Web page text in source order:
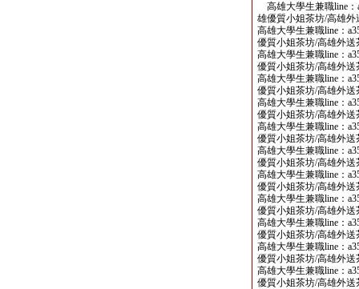
高雄大學生兼職line：
雄優質小姐茶坊/高雄外
高雄大學生兼職line：
優質小姐茶坊/高雄外送
高雄大學生兼職line：
優質小姐茶坊/高雄外送
高雄大學生兼職line：
優質小姐茶坊/高雄外送
高雄大學生兼職line：
優質小姐茶坊/高雄外送
高雄大學生兼職line：
優質小姐茶坊/高雄外送
高雄大學生兼職line：
優質小姐茶坊/高雄外送
高雄大學生兼職line：
優質小姐茶坊/高雄外送
高雄大學生兼職line：
優質小姐茶坊/高雄外送
高雄大學生兼職line：
優質小姐茶坊/高雄外送
高雄大學生兼職line：
優質小姐茶坊/高雄外送
高雄大學生兼職line：
優質小姐茶坊/高雄外送